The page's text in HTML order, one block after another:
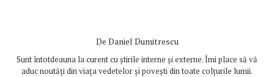
De Daniel Dumitrescu
Sunt întotdeauna la curent cu știrile interne și externe. Îmi place să vă
aduc noutăți din viața vedetelor și povești din toate colțurile lumii.